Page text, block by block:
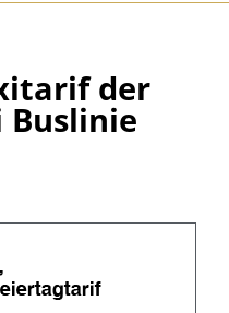
der
Buslinie